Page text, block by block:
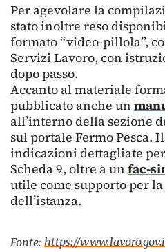
Per agevolare la
stato inoltre reso
formato “video-pillola”,
Servizi Lavoro, con
dopo passo.
Accanto al materiale
pubblicato anche un
all’interno della sezione
sul portale Fermo Pesca.
indicazioni dettagliate
Scheda 9, oltre a un fac-
utile come supporto per
dell’istanza.
Fonte: https://